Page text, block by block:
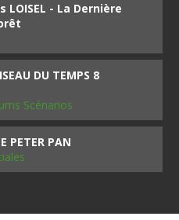
LOISEL - La Dernière
DU TEMPS 8
Scénarios
PETER PAN